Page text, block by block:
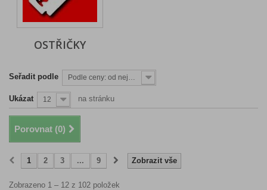
OSTŘIČKY
Seřadit podle Podle ceny: od nejnižší
Ukázat 12 na stránku
Porovnat (0)
Zobrazit vše
1 2 3 ... 9
Zobrazeno 1 – 12 z 102 položek